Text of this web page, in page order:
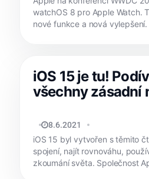
watchOS 8 pro Apple Watch.
nové funkce a nová
iOS 15 je tu!
všechny zásadní
DAVID HUBLAR
8.6.2021
iOS 15 byl vytvořen s těmito
spojení, najít rovnováhu,
zkoumání světa. Společnost